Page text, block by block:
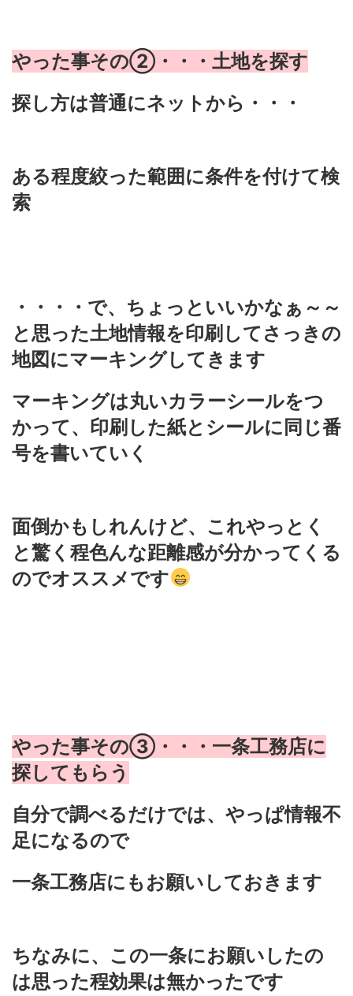
やった事その②・・・土地を探す
探し方は普通にネットから・・・
ある程度絞った範囲に条件を付けて検
索
・・・・で、ちょっといいかなぁ～～
と思った土地情報を印刷してさっきの
地図にマーキングしてきます
マーキングは丸いカラーシールをつ
かって、印刷した紙とシールに同じ番
号を書いていく
面倒かもしれんけど、これやっとく
と驚く程色んな距離感が分かってくる
のでオススメです
やった事その③・・・一条工務店に
探してもらう
自分で調べるだけでは、やっぱ情報不
足になるので
一条工務店にもお願いしておきます
ちなみに、この一条にお願いしたの
は思った程効果は無かったです